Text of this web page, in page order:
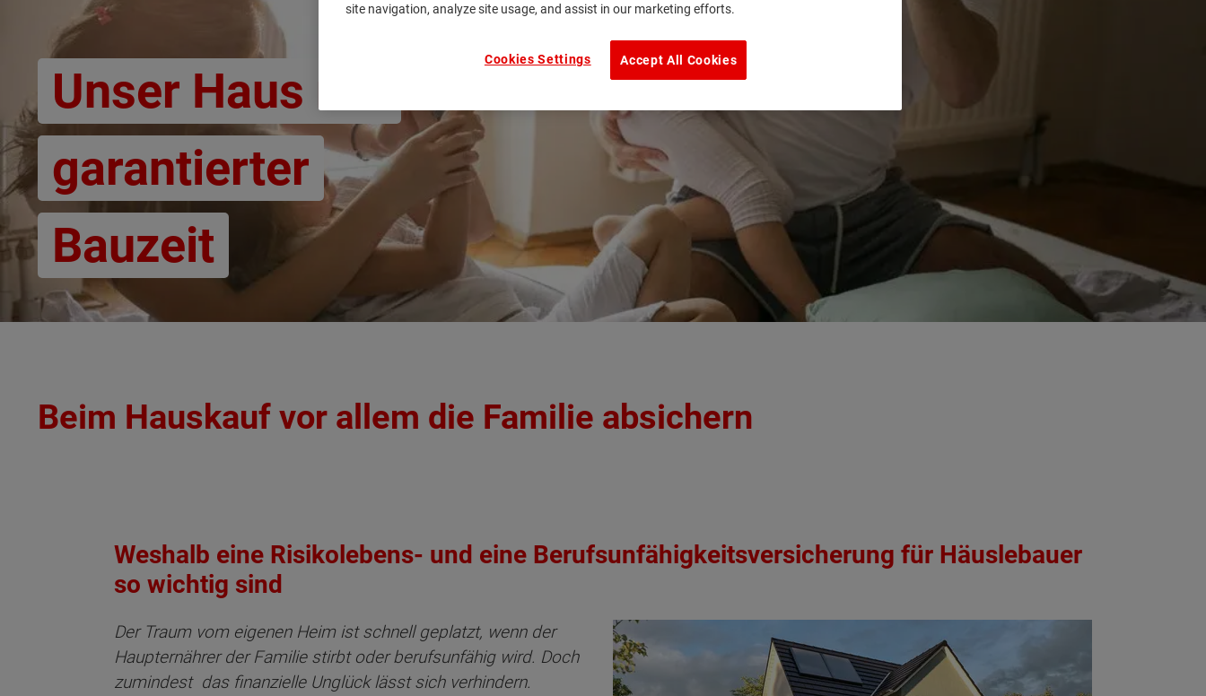
Unser Haus mit
garantierter
Bauzeit
Beim Hauskauf vor allem die Familie absichern
Weshalb eine Risikolebens- und eine Berufsunfähigkeitsversicherung für Häuslebauer
so wichtig sind
Der Traum vom eigenen Heim ist schnell geplatzt, wenn der
Haupternährer der Familie stirbt oder berufsunfähig wird. Doch
zumindest das finanzielle Unglück lässt sich verhindern.
site navigation, analyze site usage, and assist in our marketing efforts.
Accept All Cookies
Cookies Settings